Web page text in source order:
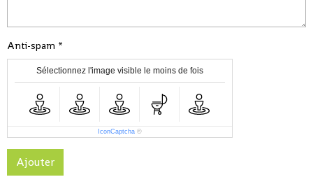
Anti-spam
Sélectionnez l'image visible le moins de fois
IconCaptcha ©
Ajouter